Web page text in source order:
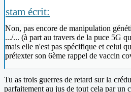
stam écrit:
Non, pas encore de manipulation
.../... (à part au travers de la puce 5G
mais elle n'est pas spécifique et celui
prétexter son 6ème rappel de vaccin
Tu as trois guerres de retard sur la
parfaitement au jus de tout cela par un